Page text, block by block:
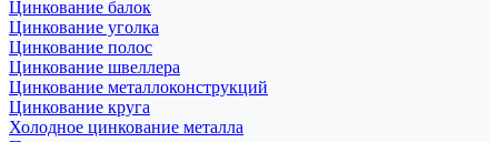
Цинкование балок
Цинкование уголка
Цинкование полос
Цинкование швеллера
Цинкование металлоконструкций
Цинкование круга
Холодное цинкование металла